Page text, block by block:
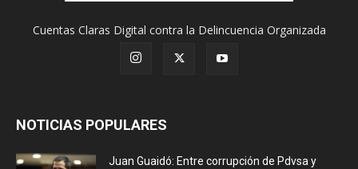
Cuentas Claras Digital contra la Delincuencia Organizada
NOTICIAS POPULARES
Juan Guaidó: Entre corrupción de Pdvsa y